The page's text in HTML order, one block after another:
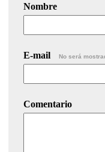
Nombre
E-mail No será
Comentario